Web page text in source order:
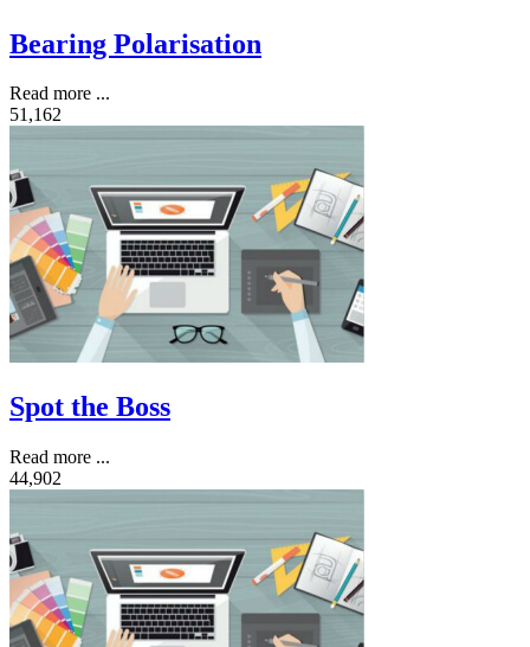
Bearing Polarisation
Read more ...
51,162
Spot the Boss
Read more ...
44,902